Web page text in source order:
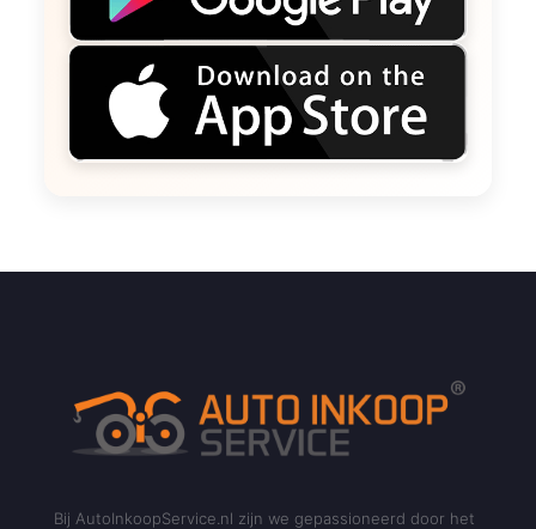
Bij AutoInkoopService.nl zijn we gepassioneerd door het